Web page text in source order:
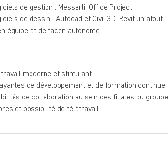
de gestion : Messerli, Office Project
de dessin : Autocad et Civil 3D. Revit un atout
équipe et de façon autonome
travail moderne et stimulant
de développement et de formation continue
de collaboration au sein des filiales du groupe
et possibilité de télétravail